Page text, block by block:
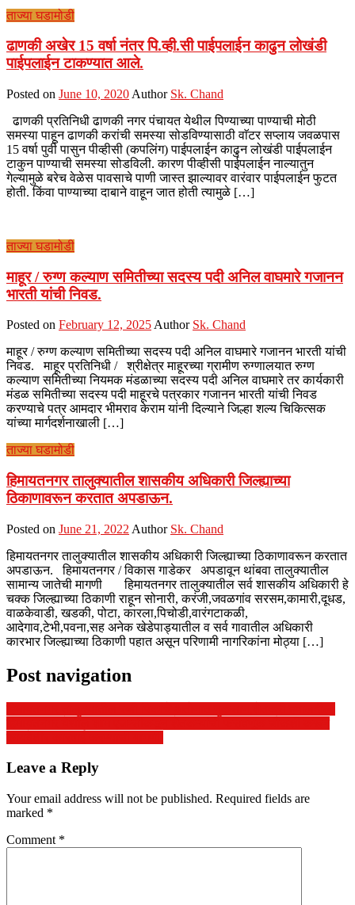
ताज्या घडामोडी
ढाणकी अखेर 15 वर्षा नंतर पि.व्ही.सी पाईपलाईन काढुन लोखंडी
पाईपलाईन टाकण्यात आले.
Posted on June 10, 2020 Author Sk. Chand
ढाणकी प्रतिनिधी ढाणकी नगर पंचायत येथील पिण्याच्या पाण्याची मोठी
समस्या पाहून ढाणकी करांची समस्या सोडविण्यासाठी वाॅटर सप्लाय जवळपास
15 वर्षा पुर्वी पासुन पीव्हीसी (कपलिंग) पाईपलाईन काढुन लोखंडी पाईपलाईन
टाकुन पाण्याची समस्या सोडविली. कारण पीव्हीसी पाईपलाईन नाल्यातुन
गेल्यामुळे बरेच वेळेस पावसाचे पाणी जास्त झाल्यावर वारंवार पाईपलाईन फुटत
होती. किंवा पाण्याच्या दाबाने वाहून जात होती त्यामुळे […]
ताज्या घडामोडी
माहूर / रुग्ण कल्याण समितीच्या सदस्य पदी अनिल वाघमारे गजानन
भारती यांची निवड.
Posted on February 12, 2025Author Sk. Chand
माहूर / रुग्ण कल्याण समितीच्या सदस्य पदी अनिल वाघमारे गजानन भारती यांची
निवड. माहूर प्रतिनिधी / श्रीक्षेत्र माहूरच्या ग्रामीण रुग्णालयात रुग्ण
कल्याण समितीच्या नियमक मंडळाच्या सदस्य पदी अनिल वाघमारे तर कार्यकारी
मंडळ समितीच्या सदस्य पदी माहूरचे पत्रकार गजानन भारती यांची निवड
करण्याचे पत्र आमदार भीमराव केराम यांनी दिल्याने जिल्हा शल्य चिकित्सक
यांच्या मार्गदर्शनाखाली […]
ताज्या घडामोडी
हिमायतनगर तालुक्यातील शासकीय अधिकारी जिल्ह्याच्या
ठिकाणावरून करतात अपडाऊन.
Posted on June 21, 2022 Author Sk. Chand
हिमायतनगर तालुक्यातील शासकीय अधिकारी जिल्ह्याच्या ठिकाणावरून करतात
अपडाऊन. हिमायतनगर / विकास गाडेकर अपडावून थांबवा तालुक्यातील
सामान्य जातेची मागणी हिमायतनगर तालुक्यातील सर्व शासकीय अधिकारी हे
चक्क जिल्ह्याच्या ठिकाणी राहून सोनारी, करंजी,जवळगांव सरसम,कामारी,दूधड,
वाळकेवाडी, खडकी, पोटा, कारला,पिचोडी,वारंगटाकळी,
आदेगाव,टेभी,पवना,सह अनेक खेडेपाड्यातील व सर्व गावातील अधिकारी
कारभार जिल्ह्याच्या ठिकाणी पहात असून परिणामी नागरिकांना मोठ्या […]
Post navigation
Leave a Reply
Your email address will not be published. Required fields are
marked *
Comment *